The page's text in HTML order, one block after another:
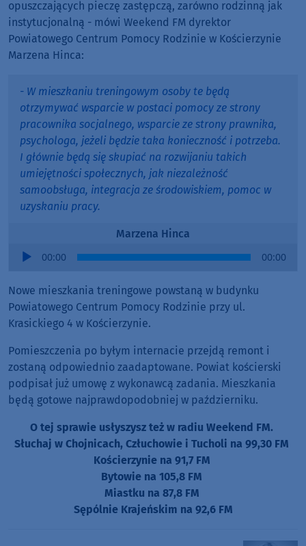
opuszczających pieczę zastępczą, zarówno rodzinną jak
instytucjonalną - mówi Weekend FM dyrektor
Powiatowego Centrum Pomocy Rodzinie w Kościerzynie
Marzena Hinca:
- W mieszkaniu treningowym osoby te będą
otrzymywać wsparcie w postaci pomocy ze strony
pracownika socjalnego, wsparcie ze strony prawnika,
psychologa, jeżeli będzie taka konieczność i potrzeba.
I głównie będą się skupiać na rozwijaniu takich
umiejętności społecznych, jak niezależność
samoobsługa, integracja ze środowiskiem, pomoc w
uzyskaniu pracy.
Marzena Hinca
Audio
00:00 00:00
Nowe mieszkania treningowe powstaną w budynku
Powiatowego Centrum Pomocy Rodzinie przy ul.
Krasickiego 4 w Kościerzynie.
Pomieszczenia po byłym internacie przejdą remont i
zostaną odpowiednio zaadaptowane. Powiat kościerski
podpisał już umowę z wykonawcą zadania. Mieszkania
będą gotowe najprawdopodobniej w październiku.
O tej sprawie usłyszysz też w radiu Weekend FM.
Słuchaj w Chojnicach, Człuchowie i Tucholi na 99,30 FM
Kościerzynie na 91,7 FM
Bytowie na 105,8 FM
Miastku na 87,8 FM
Sępólnie Krajeńskim na 92,6 FM